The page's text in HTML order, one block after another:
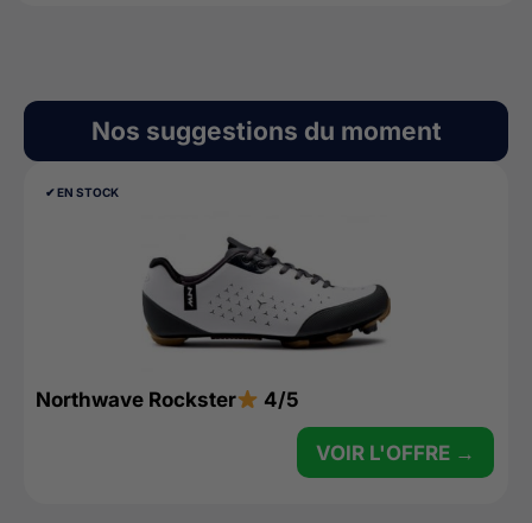
Nos suggestions du moment
✔︎ EN STOCK
Northwave Rockster 4/5
VOIR L'OFFRE →